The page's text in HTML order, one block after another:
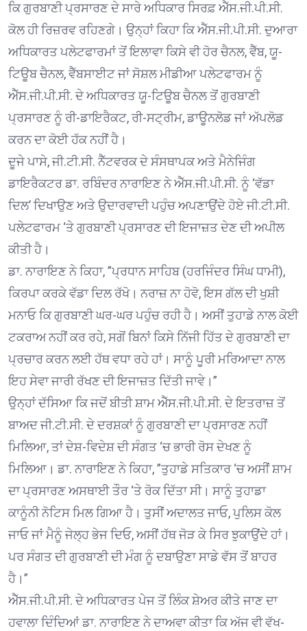
ਕਿ ਗੁਰਬਾਣੀ ਪ੍ਰਸਾਰਣ ਦੇ ਸਾਰੇ ਅਧਿਕਾਰ ਸਿਰਫ਼ ਐੱਸ.ਜੀ.ਪੀ.ਸੀ.
ਕੋਲ ਹੀ ਰਿਜ਼ਰਵ ਰਹਿਣਗੇ। ਉਨ੍ਹਾਂ ਕਿਹਾ ਕਿ ਐੱਸ.ਜੀ.ਪੀ.ਸੀ. ਦੁਆਰਾ
ਅਧਿਕਾਰਤ ਪਲੇਟਫਾਰਮਾਂ ਤੋਂ ਇਲਾਵਾ ਕਿਸੇ ਵੀ ਹੋਰ ਚੈਨਲ, ਵੈੱਬ, ਯੂ-
ਟਿਊਬ ਚੈਨਲ, ਵੈੱਬਸਾਈਟ ਜਾਂ ਸੋਸ਼ਲ ਮੀਡੀਆ ਪਲੇਟਫਾਰਮ ਨੂੰ
ਐੱਸ.ਜੀ.ਪੀ.ਸੀ. ਦੇ ਅਧਿਕਾਰਤ ਯੂ-ਟਿਊਬ ਚੈਨਲ ਤੋਂ ਗੁਰਬਾਣੀ
ਪ੍ਰਸਾਰਣ ਨੂੰ ਰੀ-ਡਾਇਰੈਕਟ, ਰੀ-ਸਟ੍ਰੀਮ, ਡਾਊਨਲੋਡ ਜਾਂ ਅੱਪਲੋਡ
ਕਰਨ ਦਾ ਕੋਈ ਹੱਕ ਨਹੀਂ ਹੈ।
ਦੂਜੇ ਪਾਸੇ, ਜੀ.ਟੀ.ਸੀ. ਨੈੱਟਵਰਕ ਦੇ ਸੰਸਥਾਪਕ ਅਤੇ ਮੈਨੇਜਿੰਗ
ਡਾਇਰੈਕਟਰ ਡਾ. ਰਬਿੰਦਰ ਨਾਰਾਇਣ ਨੇ ਐੱਸ.ਜੀ.ਪੀ.ਸੀ. ਨੂੰ ‘ਵੱਡਾ
ਦਿਲ’ ਦਿਖਾਉਣ ਅਤੇ ਉਦਾਰਵਾਦੀ ਪਹੁੰਚ ਅਪਣਾਉਂਦੇ ਹੋਏ ਜੀ.ਟੀ.ਸੀ.
ਪਲੇਟਫਾਰਮ ‘ਤੇ ਗੁਰਬਾਣੀ ਪ੍ਰਸਾਰਣ ਦੀ ਇਜਾਜ਼ਤ ਦੇਣ ਦੀ ਅਪੀਲ
ਕੀਤੀ ਹੈ।
ਡਾ. ਨਾਰਾਇਣ ਨੇ ਕਿਹਾ, ”ਪ੍ਰਧਾਨ ਸਾਹਿਬ (ਹਰਜਿੰਦਰ ਸਿੰਘ ਧਾਮੀ),
ਕਿਰਪਾ ਕਰਕੇ ਵੱਡਾ ਦਿਲ ਰੱਖੋ। ਨਰਾਜ਼ ਨਾ ਹੋਵੋ, ਇਸ ਗੱਲ ਦੀ ਖੁਸ਼ੀ
ਮਨਾਓ ਕਿ ਗੁਰਬਾਣੀ ਘਰ-ਘਰ ਪਹੁੰਚ ਰਹੀ ਹੈ। ਅਸੀਂ ਤੁਹਾਡੇ ਨਾਲ ਕੋਈ
ਟਕਰਾਅ ਨਹੀਂ ਕਰ ਰਹੇ, ਸਗੋਂ ਬਿਨਾਂ ਕਿਸੇ ਨਿੱਜੀ ਹਿੱਤ ਦੇ ਗੁਰਬਾਣੀ ਦਾ
ਪ੍ਰਚਾਰ ਕਰਨ ਲਈ ਹੱਥ ਵਧਾ ਰਹੇ ਹਾਂ। ਸਾਨੂੰ ਪੂਰੀ ਮਰਿਆਦਾ ਨਾਲ
ਇਹ ਸੇਵਾ ਜਾਰੀ ਰੱਖਣ ਦੀ ਇਜਾਜ਼ਤ ਦਿੱਤੀ ਜਾਵੇ।”
ਉਨ੍ਹਾਂ ਦੱਸਿਆ ਕਿ ਜਦੋਂ ਬੀਤੀ ਸ਼ਾਮ ਐੱਸ.ਜੀ.ਪੀ.ਸੀ. ਦੇ ਇਤਰਾਜ਼ ਤੋਂ
ਬਾਅਦ ਜੀ.ਟੀ.ਸੀ. ਦੇ ਦਰਸ਼ਕਾਂ ਨੂੰ ਗੁਰਬਾਣੀ ਦਾ ਪ੍ਰਸਾਰਣ ਨਹੀਂ
ਮਿਲਿਆ, ਤਾਂ ਦੇਸ਼-ਵਿਦੇਸ਼ ਦੀ ਸੰਗਤ ‘ਚ ਭਾਰੀ ਰੋਸ ਦੇਖਣ ਨੂੰ
ਮਿਲਿਆ। ਡਾ. ਨਾਰਾਇਣ ਨੇ ਕਿਹਾ, ”ਤੁਹਾਡੇ ਸਤਿਕਾਰ ‘ਚ ਅਸੀਂ ਸ਼ਾਮ
ਦਾ ਪ੍ਰਸਾਰਣ ਅਸਥਾਈ ਤੌਰ ‘ਤੇ ਰੋਕ ਦਿੱਤਾ ਸੀ। ਸਾਨੂੰ ਤੁਹਾਡਾ
ਕਾਨੂੰਨੀ ਨੋਟਿਸ ਮਿਲ ਗਿਆ ਹੈ। ਤੁਸੀਂ ਅਦਾਲਤ ਜਾਓ, ਪੁਲਿਸ ਕੋਲ
ਜਾਓ ਜਾਂ ਮੈਨੂੰ ਜੇਲ੍ਹ ਭੇਜ ਦਿਓ, ਅਸੀਂ ਹੱਥ ਜੋੜ ਕੇ ਸਿਰ ਝੁਕਾਉਂਦੇ ਹਾਂ।
ਪਰ ਸੰਗਤ ਦੀ ਗੁਰਬਾਣੀ ਦੀ ਮੰਗ ਨੂੰ ਦਬਾਉਣਾ ਸਾਡੇ ਵੱਸ ਤੋਂ ਬਾਹਰ
ਹੈ।”
ਐੱਸ.ਜੀ.ਪੀ.ਸੀ. ਦੇ ਅਧਿਕਾਰਤ ਪੇਜ ਤੋਂ ਲਿੰਕ ਸ਼ੇਅਰ ਕੀਤੇ ਜਾਣ ਦਾ
ਹਵਾਲਾ ਦਿੰਦਿਆਂ ਡਾ. ਨਾਰਾਇਣ ਨੇ ਦਾਅਵਾ ਕੀਤਾ ਕਿ ਅੱਜ ਵੀ ਵੱਖ-